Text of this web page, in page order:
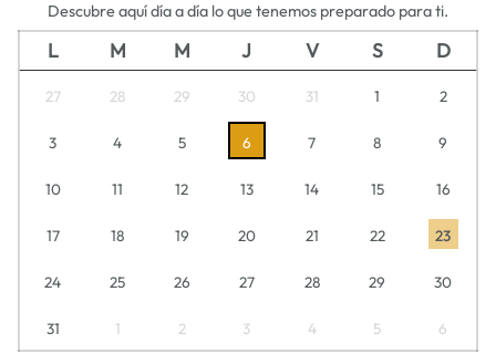
Descubre aquí día a día lo que tenemos preparado para ti.
L M M J V S D
27 28 29 30 31 1 2
3 4 5 6 7 8 9
10 11 12 13 14 15 16
17 18 19 20 21 22 23
24 25 26 27 28 29 30
31 1 2 3 4 5 6